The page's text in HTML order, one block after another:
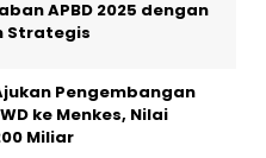
APBD 2025 dengan
Strategis
Pengembangan
ke Menkes, Nilai
Miliar